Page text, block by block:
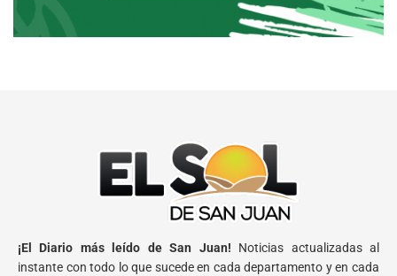
¡El Diario más leído de San Juan! Noticias actualizadas al
instante con todo lo que sucede en cada departamento y en cada